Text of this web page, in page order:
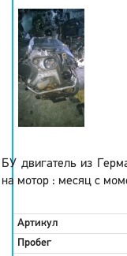
БУ двигатель из
на мотор : месяц с
Артикул
Пробег